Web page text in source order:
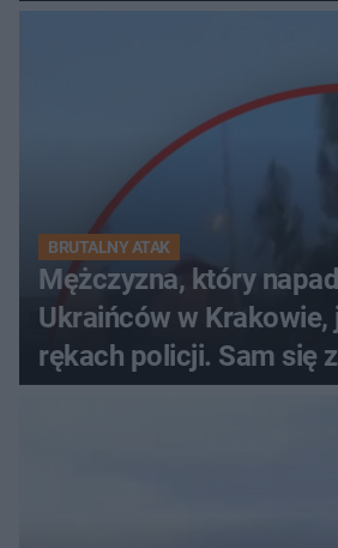
BRUTALNY ATAK
Mężczyzna, który
Ukraińców w Krakowie,
rękach policji. Sam się